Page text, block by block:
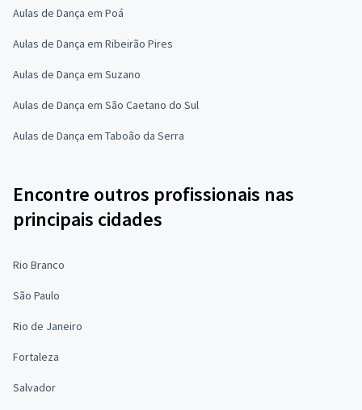
Aulas de Dança em Poá
Aulas de Dança em Ribeirão Pires
Aulas de Dança em Suzano
Aulas de Dança em São Caetano do Sul
Aulas de Dança em Taboão da Serra
Encontre outros profissionais nas
principais cidades
Rio Branco
São Paulo
Rio de Janeiro
Fortaleza
Salvador